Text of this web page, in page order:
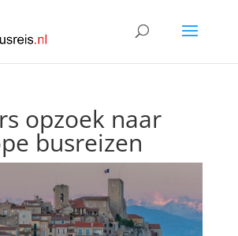
opzoek naar
busreizen